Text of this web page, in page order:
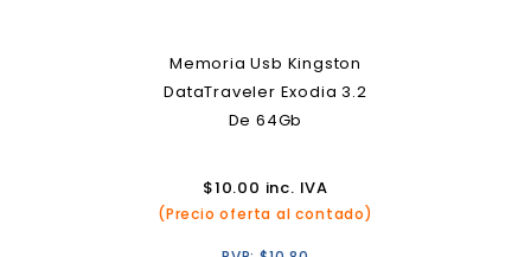
Memoria Usb Kingston
DataTraveler Exodia 3.2
De 64Gb
$10.00 inc. IVA
(Precio oferta al contado)